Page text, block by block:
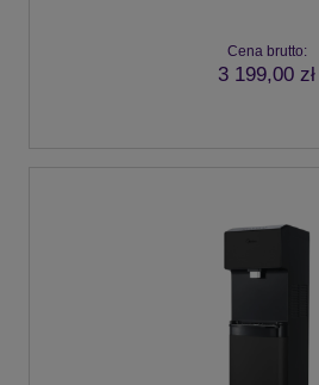
Cena brutto:
3 199,00 zł